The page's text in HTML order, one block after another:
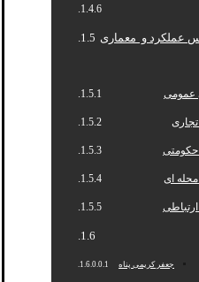
عملکرد و معماری
عمومی
حکومتی
ای
جعفر کریمی پناه